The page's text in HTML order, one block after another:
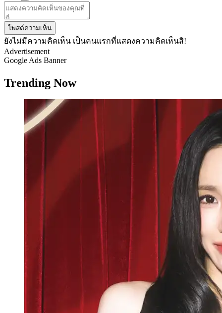
โพสต์ความเห็น
ยังไม่มีความคิดเห็น เป็นคนแรกที่แสดงความคิดเห็นสิ!
Advertisement
Google Ads Banner
Trending Now